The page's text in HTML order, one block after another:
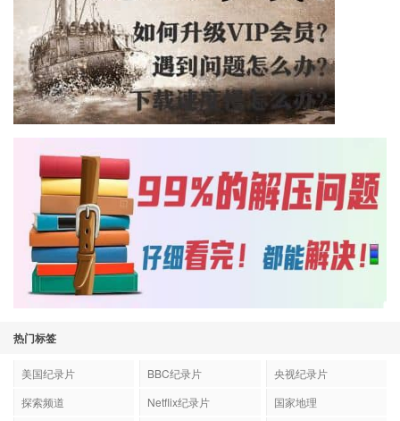
热门标签
美国纪录片 BBC纪录片
央视纪录片
探索频道
Netflix纪录片
国家地理